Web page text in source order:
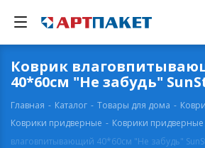
Коврик
40*60см "Не забудь"
Главная - Каталог - Товары для дома -
Коврики придверные - Коврики придверные
влаговпитывающий 40*60см "Не забудь"